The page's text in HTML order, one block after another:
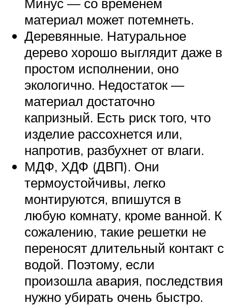
материал может потемнеть.
Деревянные. Натуральное
дерево хорошо выглядит даже в
простом исполнении, оно
экологично. Недостаток —
материал достаточно
капризный. Есть риск того, что
изделие рассохнется или,
напротив, разбухнет от влаги.
МДФ, ХДФ (ДВП). Они
термоустойчивы, легко
монтируются, впишутся в
любую комнату, кроме ванной. К
сожалению, такие решетки не
переносят длительный контакт с
водой. Поэтому, если
произошла авария, последствия
нужно убирать очень быстро.